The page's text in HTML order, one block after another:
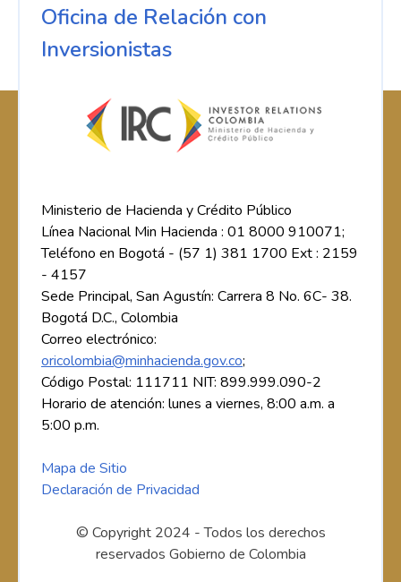
Oficina de Relación con
Inversionistas
Ministerio de Hacienda y Crédito Público
Línea Nacional Min Hacienda : 01 8000 910071;
Teléfono en Bogotá - (57 1) 381 1700 Ext : 2159
- 4157
Sede Principal, San Agustín: Carrera 8 No. 6C- 38.
Bogotá D.C., Colombia
Correo electrónico:
oricolombia@minhacienda.gov.co;
Código Postal: 111711 NIT: 899.999.090-2
Horario de atención: lunes a viernes, 8:00 a.m. a
5:00 p.m.
Mapa de Sitio
Declaración de Privacidad
© Copyright 2024 - Todos los derechos
reservados Gobierno de Colombia